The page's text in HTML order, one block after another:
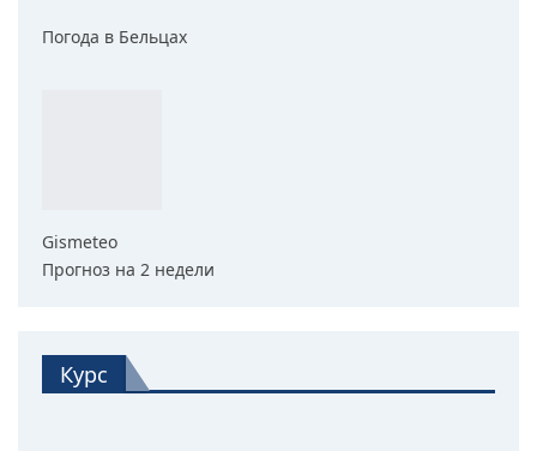
Погода в Бельцах
Gismeteo
Прогноз на 2 недели
Курс